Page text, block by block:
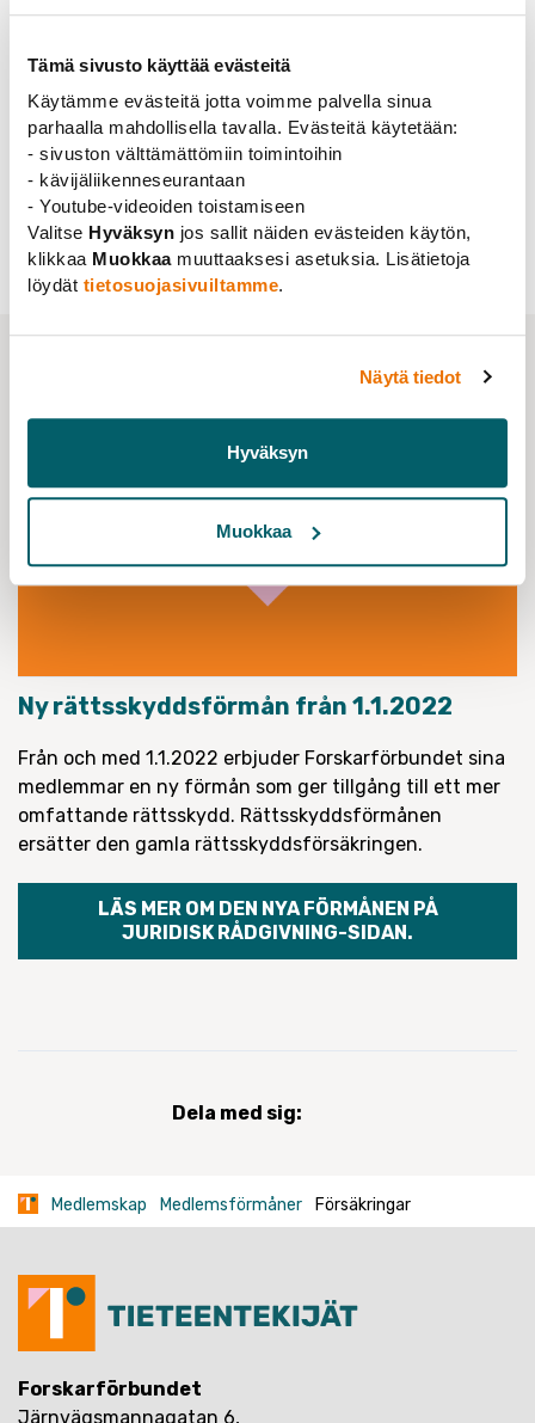
Tämä sivusto käyttää evästeitä
Käytämme evästeitä jotta voimme palvella sinua
parhaalla mahdollisella tavalla. Evästeitä käytetään:
- sivuston välttämättömiin toimintoihin
- kävijäliikenneseurantaan
- Youtube-videoiden toistamiseen
Valitse Hyväksyn jos sallit näiden evästeiden käytön,
klikkaa Muokkaamuuttaaksesi asetuksia. Lisätietoja
löydät tietosuojasivuiltamme.
Näytä tiedot
Hyväksyn
Muokkaa
pris. En livförsäkring tryggar familjens utkomst om det
äkta hälft är berättigade till den förmånliga
livförsäkringen*. Bekanta dig med din medlemsförmån
påhenkivakuutuskuntoon.fi
* Finlands förmånligaste livförsäkring (prisjämförelse
utförd av Försäkrings- och finansrådgivningen FINE,
9/2016) beviljas till föreningsmedlemmar av
Ömsesidiga Försäkringsbolaget Kaleva.
Ny rättsskyddsförmån från 1.1.2022
Från och med 1.1.2022 erbjuder Forskarförbundet sina
medlemmar en ny förmån som ger tillgång till ett mer
omfattande rättsskydd. Rättsskyddsförmånen
ersätter den gamla rättsskyddsförsäkringen.
LÄS MER OM DEN NYA FÖRMÅNEN PÅ
JURIDISK RÅDGIVNING-SIDAN.
Dela med sig:
Medlemskap Medlemsförmåner Försäkringar
Forskarförbundet
Järnvägsmannagatan 6,